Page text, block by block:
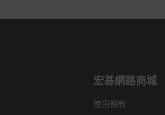
宏碁網路商城
使用條款